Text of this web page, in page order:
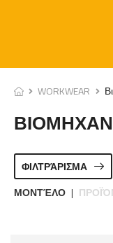
WORKWEAR
ΦΙΛΤΡΆΡΙΣΜΑ
ΜΟΝΤΈΛΟ |